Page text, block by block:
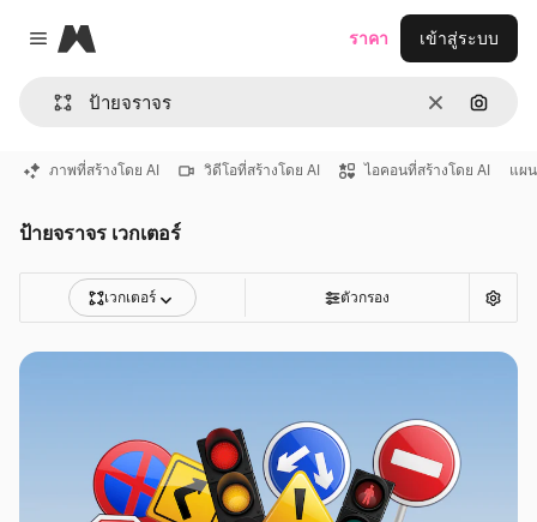
Close menu
Magnific
ชัดเจนค้นหา
ราคา เข้าสู่ระบบ
ภาพที่สร้างโดย AI วิดีโอที่สร้างโดย AI ไอคอนที่สร้างโดย AI แผ
ป้ายจราจร เวกเตอร์
เวกเตอร์ ตัวกรอง